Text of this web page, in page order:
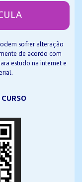
sofrer alteração
de acordo com
estudo na internet e